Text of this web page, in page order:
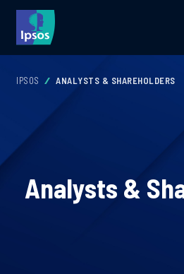
IPSOS ANALYSTS & SHAREHOLDERS
Analysts &